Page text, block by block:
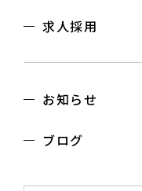
求人採用
お知らせ
ブログ